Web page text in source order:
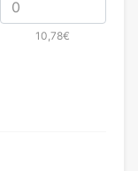
10,78€